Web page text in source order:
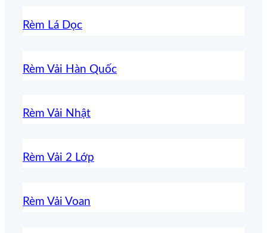
Rèm Lá Dọc
Rèm Vải Hàn Quốc
Rèm Vải Nhật
Rèm Vải 2 Lớp
Rèm Vải Voan